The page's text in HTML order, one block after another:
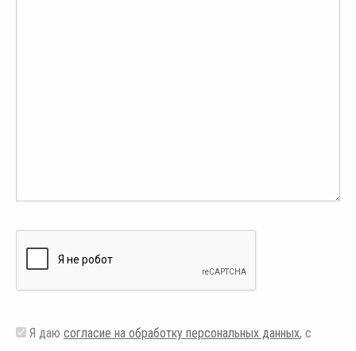
Я даю согласие на обработку персональных данных, с